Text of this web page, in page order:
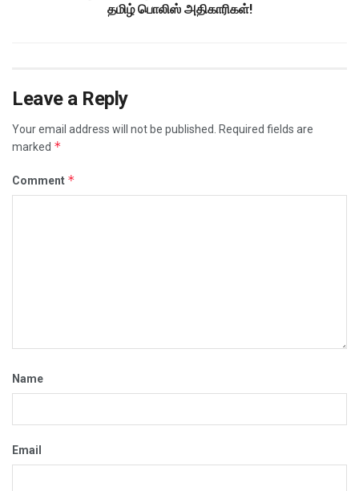
தமிழ் பொலிஸ் அதிகாரிகள்!
Leave a Reply
Your email address will not be published.
Required fields are
marked *
Comment *
Name
Email